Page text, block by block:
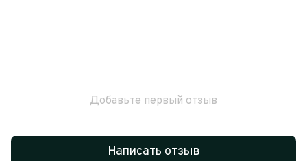
Добавьте первый отзыв
Написать отзыв